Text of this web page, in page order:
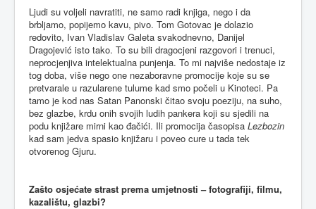
Ljudi su voljeli navratiti, ne samo radi knjiga, nego i da
brbljamo, popijemo kavu, pivo. Tom Gotovac je dolazio
redovito, Ivan Vladislav Galeta svakodnevno, Danijel
Dragojević isto tako. To su bili dragocjeni razgovori i trenuci,
neprocjenjiva intelektualna punjenja. To mi najviše nedostaje iz
tog doba, više nego one nezaboravne promocije koje su se
pretvarale u razularene tulume kad smo počeli u Kinoteci. Pa
tamo je kod nas Satan Panonski čitao svoju poeziju, na suho,
bez glazbe, krdu onih svojih ludih pankera koji su sjedili na
podu knjižare mirni kao đačići. Ili promocija časopisa Lezbozin
kad sam jedva spasio knjižaru i poveo cure u tada tek
otvorenog Gjuru.
Zašto osjećate strast prema umjetnosti – fotografiji, filmu,
kazalištu, glazbi?